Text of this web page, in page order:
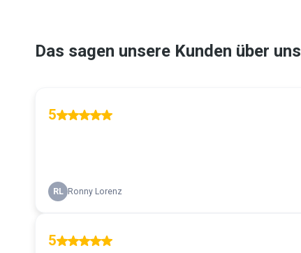
Das sagen unsere Kunden über uns
5
RL Ronny Lorenz
5